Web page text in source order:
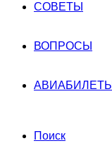
СОВЕТЫ
ВОПРОСЫ
АВИАБИЛЕТЫ
Поиск